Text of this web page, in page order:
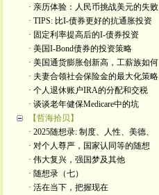
· 亲历体验：人民币挑战美元的失败
· TIPS: 比I-债券更好的抗通胀投资
· 固定利率提高后的I-债券投资
· 美国I-Bond债券的投资策略
· 美国通货膨胀创新高，工薪族如何
· 夫妻合领社会保险金的最大化策略
· 个人退休账户IRA的分配和交税
· 谈谈老年健保Medicare中的坑
【哲海拾贝】
· 2025随想录: 制度、人性、美德、
· 对个人尊严，国家认同等的随想
· 伟大复兴，强国梦及其他
· 随想录（七）
· 活在当下，把握现在